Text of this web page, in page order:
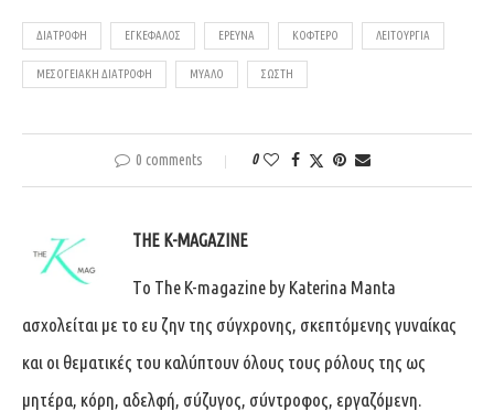
ΔΙΑΤΡΟΦΉ ΕΓΚΈΦΑΛΟΣ ΈΡΕΥΝΑ ΚΟΦΤΕΡΌ ΛΕΙΤΟΥΡΓΊΑ
ΜΕΣΟΓΕΙΑΚΉ ΔΙΑΤΡΟΦΉ ΜΥΑΛΌ ΣΩΣΤΉ
0 comments 0
THE K-MAGAZINE
Tο The K-magazine by Katerina Manta
ασχολείται με το ευ ζην της σύγχρονης, σκεπτόμενης γυναίκας
και οι θεματικές του καλύπτουν όλους τους ρόλους της ως
μητέρα, κόρη, αδελφή, σύζυγος, σύντροφος, εργαζόμενη.